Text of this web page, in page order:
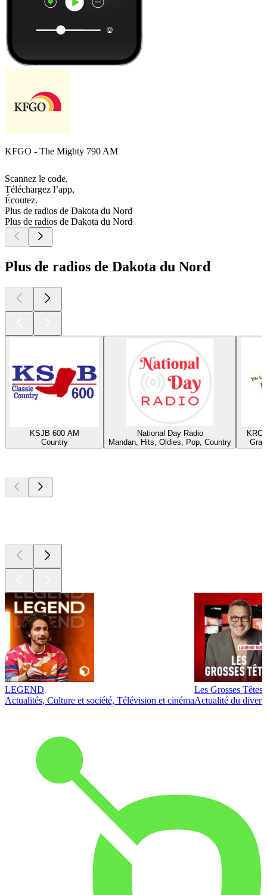
KFGO - The Mighty 790 AM
Scannez le code,
Téléchargez l’app,
Écoutez.
Plus de radios de Dakota du Nord
Plus de radios de Dakota du Nord
Plus de radios de Dakota du Nord
KSJB 600 AM
Country
National Day Radio
Mandan, Hits, Oldies, Pop, Country
LEGEND
Actualités, Culture et société, Télévision et cinéma
Les Grosses Têtes
Actualité du